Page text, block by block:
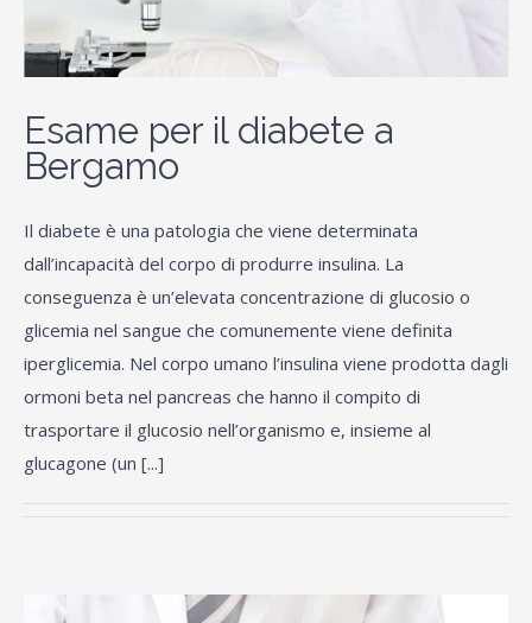
Esame per il diabete a
Bergamo
Il diabete è una patologia che viene determinata
dall’incapacità del corpo di produrre insulina. La
conseguenza è un’elevata concentrazione di glucosio o
glicemia nel sangue che comunemente viene definita
iperglicemia. Nel corpo umano l’insulina viene prodotta dagli
ormoni beta nel pancreas che hanno il compito di
trasportare il glucosio nell’organismo e, insieme al
glucagone (un [...]